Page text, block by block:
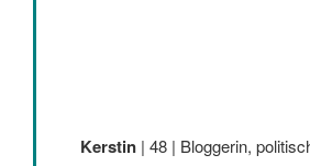
Kerstin | 48 | Bloggerin,